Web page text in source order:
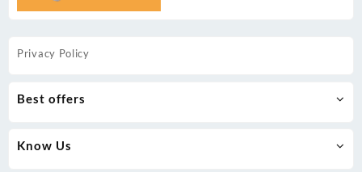
Privacy Policy
Best offers
Know Us